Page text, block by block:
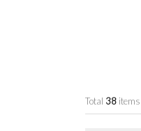
Total 38